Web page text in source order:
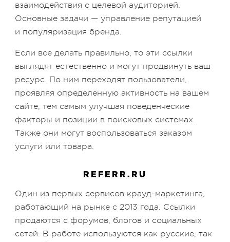
взаимодействия с целевой аудиторией.
Основные задачи — управление репутацией
и популяризация бренда.
Если все делать правильно, то эти ссылки
выглядят естественно и могут продвинуть ваш
ресурс. По ним переходят пользователи,
проявляя определенную активность на вашем
сайте, тем самым улучшая поведенческие
факторы и позиции в поисковых системах.
Также они могут воспользоваться заказом
услуги или товара.
REFERR.RU
Один из первых сервисов крауд-маркетинга,
работающий на рынке с 2013 года. Ссылки
продаются с форумов, блогов и социальных
сетей. В работе используются как русские, так